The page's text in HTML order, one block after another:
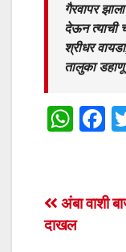
गैरवापर
देऊन त्याची
श्रीधर
तालुका डहाणू
W
s
A
F
e
Post
अंबा वाशी
दाखल